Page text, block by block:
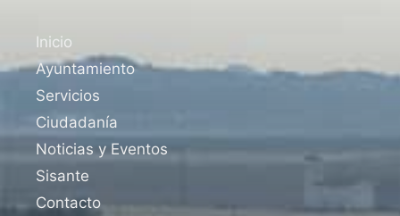
Inicio
Ayuntamiento
Servicios
Ciudadanía
Noticias y Eventos
Sisante
Contacto